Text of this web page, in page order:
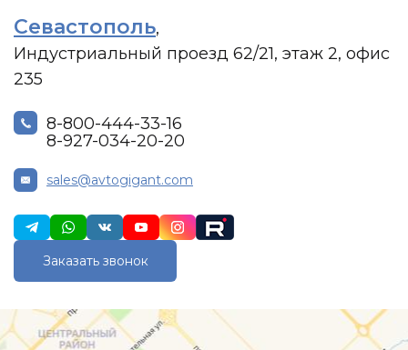
Севастополь,
Индустриальный проезд 62/21, этаж 2, офис
235
8-800-444-33-16
8-927-034-20-20
sales@avtogigant.com
Заказать звонок